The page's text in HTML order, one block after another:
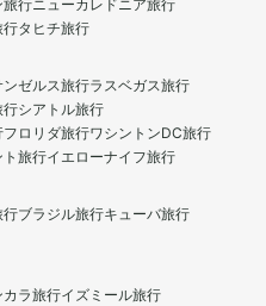
旅行ニューカレドニア旅行
行タヒチ旅行
ンゼルス旅行ラスベガス旅行
行シアトル旅行
フロリダ旅行ワシントンDC旅行
ト旅行イエローナイフ旅行
行ブラジル旅行キューバ旅行
カラ旅行イズミール旅行